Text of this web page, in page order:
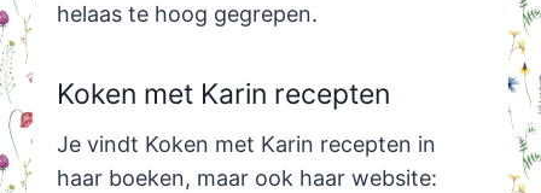
helaas te hoog gegrepen.
Koken met Karin recepten
Je vindt Koken met Karin recepten in
haar boeken, maar ook haar website: